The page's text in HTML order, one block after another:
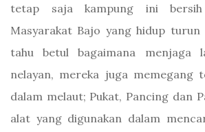
tetap saja kampung ini
Masyarakat Bajo yang hidup
tahu betul bagaimana menjaga
nelayan, mereka juga memegang
dalam melaut; Pukat, Pancing dan
alat yang digunakan dalam